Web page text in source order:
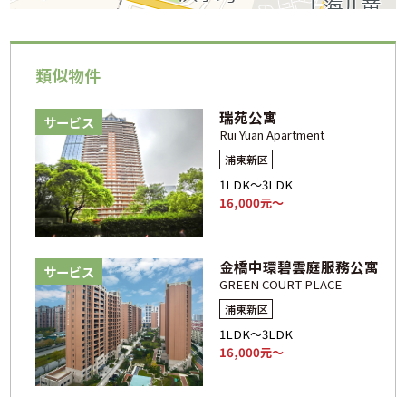
類似物件
サービス 瑞苑公寓
Rui Yuan Apartment
浦東新区
1LDK～3LDK
16,000元～
サービス 金橋中環碧雲庭服務公寓
GREEN COURT PLACE
浦東新区
1LDK～3LDK
16,000元～